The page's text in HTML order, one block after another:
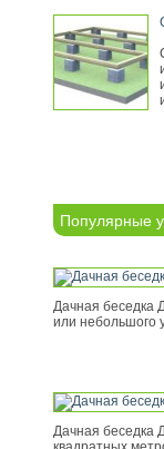
Популярные
Дачная беседка
или небольшого
Дачная беседка